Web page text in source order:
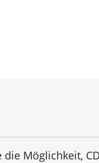
die Möglichkeit,